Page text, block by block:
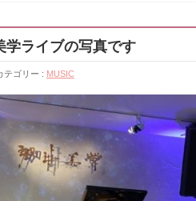
学ライブの写真です
テゴリー : MUSIC